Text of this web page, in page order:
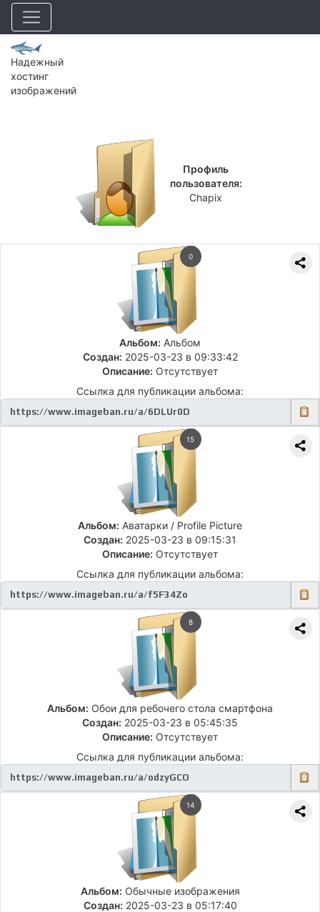
Надежный
хостинг
изображений
Профиль
пользователя:
Chapix
0
Альбом: Альбом
Создан: 2025-03-23 в 09:33:42
Описание: Отсутствует
Ссылка для публикации альбома:
15
Альбом: Аватарки / Profile Picture
Создан: 2025-03-23 в 09:15:31
Описание: Отсутствует
Ссылка для публикации альбома:
8
Альбом: Обои для ребочего стола смартфона
Создан: 2025-03-23 в 05:45:35
Описание: Отсутствует
Ссылка для публикации альбома:
14
Альбом: Обычные изображения
Создан: 2025-03-23 в 05:17:40